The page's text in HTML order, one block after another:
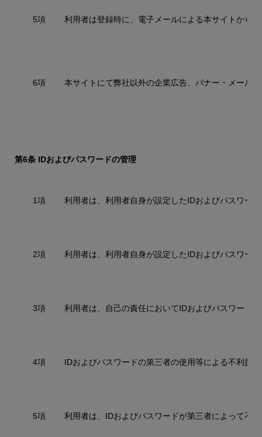
5項 利用者は登録時に、電子メールによる本サイトから
6項 本サイトにて弊社以外の企業広告、バナー・メール
第6条 IDおよびパスワードの管理
1項 利用者は、利用者自身が設定したIDおよびパスワー
2項 利用者は、利用者自身が設定したIDおよびパスワー
3項 利用者は、自己の責任においてIDおよびパスワード
4項 IDおよびパスワードの第三者の使用等による不利益
5項 利用者は、IDおよびパスワードが第三者によって不